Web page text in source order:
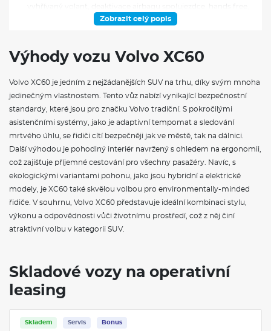
vyhřívaný volant, deaktivace airbagu spolujezdce, hands free,
Apple CarPlay, bezdrátová nabíječka mobilních telefonů,
zámků, imobilizér, centrál dálkový, centrální zamykání, Isofix,
ambientní osvětlení interiéru, Vyhřívaná sedadla, el. seřiditelná
sedadlo řidiče, paměť nastavení sedadla řidiče, senzor tlaku v
pneumatikách, LED přední světlomety, zadní světla LED, USB,
digitální příjem rádia (DAB), vyhřívaná zrcátka, zadní loketní
startér, vyhřívaná zadní sedadla
ZÁKLADNÍ INFORMACE O VOLVO XC60
VůzVolvo XC60se vyznačuje elegantním designem a
moderními technologiemi. Tento kompaktní crossovernabízí
pohodlnou jízdu a vynikající výkon na silnici, což z něj činí ideální
pokročilé bezpečnostní systémy
, inovativní infotainment a
kvalitní materiály použité v interiéru. Model XC60 je k dispozici s
flexibilnímu zavazadlovému prostoru je tento vůz praktickým
partnerem pro každý výlet.
4X4
Zobrazit celý popis
Výhody vozu Volvo XC60
Volvo XC60 je jedním z nejžádanějších SUV na trhu, díky svým mnoha
jedinečným vlastnostem. Tento vůz nabízí vynikající bezpečnostní
standardy, které jsou pro značku Volvo tradiční. S pokročilými
asistenčními systémy, jako je adaptivní tempomat a sledování
mrtvého úhlu, se řidiči cítí bezpečněji jak ve městě, tak na dálnici.
Další výhodou je pohodlný interiér navržený s ohledem na ergonomii,
což zajišťuje příjemné cestování pro všechny pasažéry. Navíc, s
ekologickými variantami pohonu, jako jsou hybridní a elektrické
modely, je XC60 také skvělou volbou pro environmentally-minded
řidiče. V souhrnu, Volvo XC60 představuje ideální kombinaci stylu,
výkonu a odpovědnosti vůči životnímu prostředí, což z něj činí
atraktivní volbu v kategorii SUV.
Skladové vozy na operativní
leasing
Skladem Servis Bonus